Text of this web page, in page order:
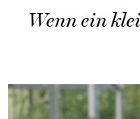
Wenn ein